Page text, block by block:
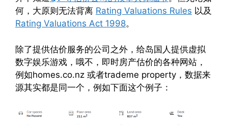
何，大原则无法背离 Rating Valuations Rules 以及
Rating Valuations Act 1998。
除了提供估价服务的公司之外，给岛国人提供虚拟
数字娱乐游戏，哦不，即时房产估价的各种网站，
例如homes.co.nz 或者trademe property，数据来
源其实都是同一个，例如下面这个例子：